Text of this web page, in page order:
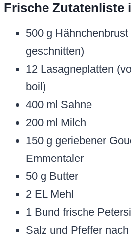
Frische Zutatenliste
500 g Hähnchenbrust
geschnitten)
12 Lasagneplatten
boil)
400 ml Sahne
200 ml Milch
150 g geriebener
Emmentaler
50 g Butter
2 EL Mehl
1 Bund frische
Salz und Pfeffer